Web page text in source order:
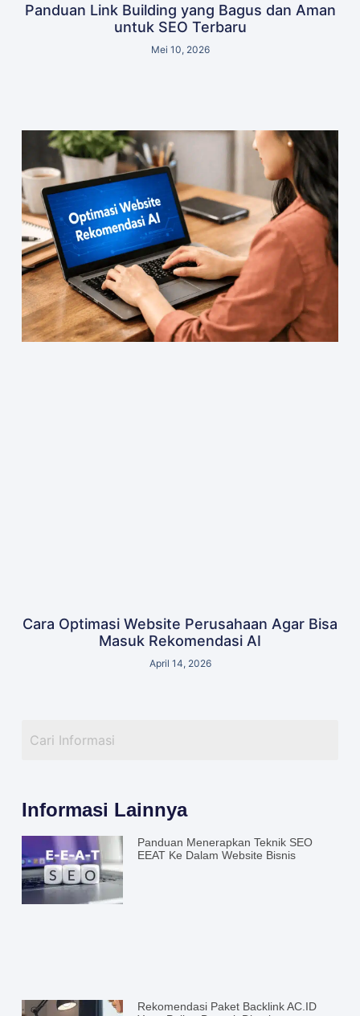
Panduan Link Building yang Bagus dan Aman
untuk SEO Terbaru
Mei 10, 2026
Cara Optimasi Website Perusahaan Agar Bisa
Masuk Rekomendasi AI
April 14, 2026
Informasi Lainnya
Panduan Menerapkan Teknik SEO
EEAT Ke Dalam Website Bisnis
Rekomendasi Paket Backlink AC.ID